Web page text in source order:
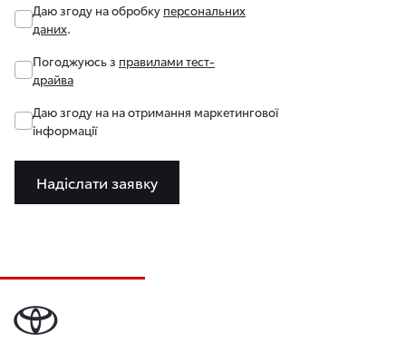
Даю згоду на обробку персональних
даних.
Погоджуюсь з правилами тест-
драйва
Даю згоду на на отримання маркетингової
інформації
Надіслати заявку